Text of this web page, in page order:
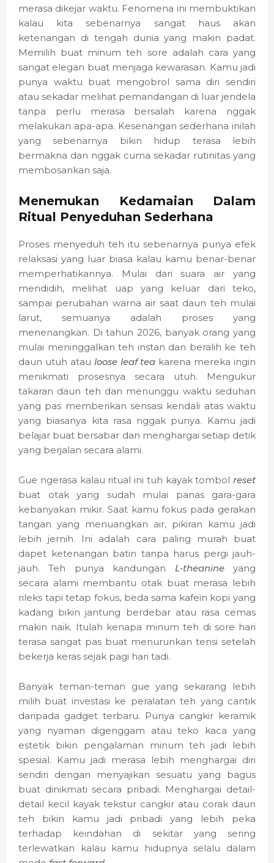
merasa dikejar waktu. Fenomena ini membuktikan
kalau kita sebenarnya sangat haus akan
ketenangan di tengah dunia yang makin padat.
Memilih buat minum teh sore adalah cara yang
sangat elegan buat menjaga kewarasan. Kamu jadi
punya waktu buat mengobrol sama diri sendiri
atau sekadar melihat pemandangan di luar jendela
tanpa perlu merasa bersalah karena nggak
melakukan apa-apa. Kesenangan sederhana inilah
yang sebenarnya bikin hidup terasa lebih
bermakna dan nggak cuma sekadar rutinitas yang
membosankan saja.
Menemukan Kedamaian Dalam
Ritual Penyeduhan Sederhana
Proses menyeduh teh itu sebenarnya punya efek
relaksasi yang luar biasa kalau kamu benar-benar
memperhatikannya. Mulai dari suara air yang
mendidih, melihat uap yang keluar dari teko,
sampai perubahan warna air saat daun teh mulai
larut, semuanya adalah proses yang
menenangkan. Di tahun 2026, banyak orang yang
mulai meninggalkan teh instan dan beralih ke teh
daun utuh atau loose leaf tea karena mereka ingin
menikmati prosesnya secara utuh. Mengukur
takaran daun teh dan menunggu waktu seduhan
yang pas memberikan sensasi kendali atas waktu
yang biasanya kita rasa nggak punya. Kamu jadi
belajar buat bersabar dan menghargai setiap detik
yang berjalan secara alami.
Gue ngerasa kalau ritual ini tuh kayak tombol reset
buat otak yang sudah mulai panas gara-gara
kebanyakan mikir. Saat kamu fokus pada gerakan
tangan yang menuangkan air, pikiran kamu jadi
lebih jernih. Ini adalah cara paling murah buat
dapet ketenangan batin tanpa harus pergi jauh-
jauh. Teh punya kandungan L-theanineyang
secara alami membantu otak buat merasa lebih
rileks tapi tetap fokus, beda sama kafein kopi yang
kadang bikin jantung berdebar atau rasa cemas
makin naik. Itulah kenapa minum teh di sore hari
terasa sangat pas buat menurunkan tensi setelah
bekerja keras sejak pagi hari tadi.
Banyak teman-teman gue yang sekarang lebih
milih buat investasi ke peralatan teh yang cantik
daripada gadget terbaru. Punya cangkir keramik
yang nyaman digenggam atau teko kaca yang
estetik bikin pengalaman minum teh jadi lebih
spesial. Kamu jadi merasa lebih menghargai diri
sendiri dengan menyajikan sesuatu yang bagus
buat dinikmati secara pribadi. Menghargai detail-
detail kecil kayak tekstur cangkir atau corak daun
teh bikin kamu jadi pribadi yang lebih peka
terhadap keindahan di sekitar yang sering
terlewatkan kalau kamu hidupnya selalu dalam